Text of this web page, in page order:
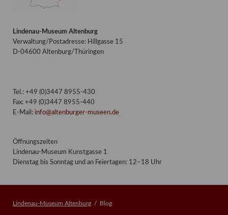
Lindenau-Museum Altenburg
Verwaltung/Postadresse: Hillgasse 15
D-04600 Altenburg/Thüringen
Tel.: +49 (0)3447 8955-430
Fax: +49 (0)3447 8955-440
E-Mail: info@altenburger-museen.de
Öffnungszeiten
Lindenau-Museum Kunstgasse 1
Dienstag bis Sonntag und an Feiertagen: 12–18 Uhr
Lindenau-Museum Altenburg Blog